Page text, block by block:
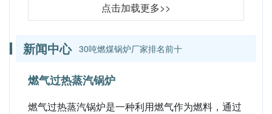
点击加载更多>>
新闻中心 30吨燃煤锅炉厂家排名前十
燃气过热蒸汽锅炉
燃气过热蒸汽锅炉是一种利用燃气作为燃料，通过